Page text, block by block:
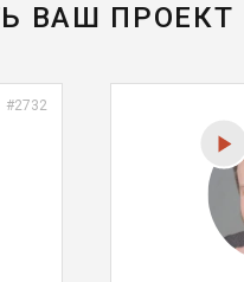
ВАШ ПРОЕКТ
#2732